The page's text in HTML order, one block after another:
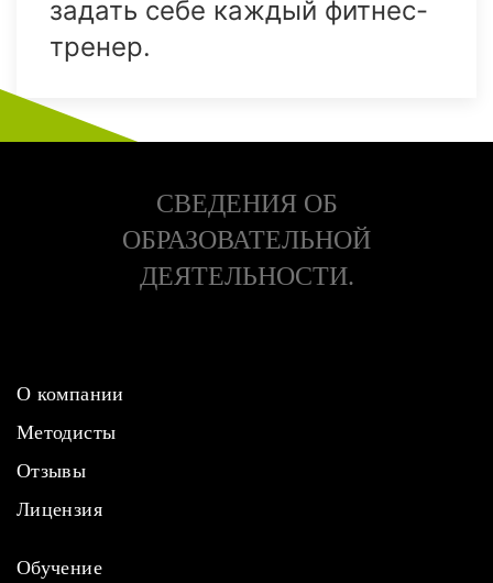
задать себе каждый фитнес-
тренер.
СВЕДЕНИЯ ОБ
ОБРАЗОВАТЕЛЬНОЙ
ДЕЯТЕЛЬНОСТИ.
О компании
Методисты
Отзывы
Лицензия
Обучение